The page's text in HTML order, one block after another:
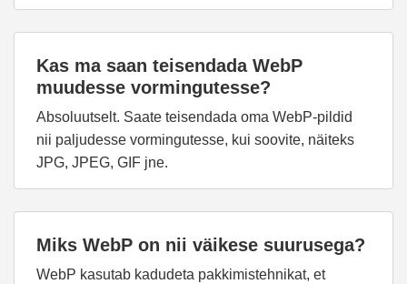
Kas ma saan teisendada WebP
muudesse vormingutesse?
Absoluutselt. Saate teisendada oma WebP-pildid
nii paljudesse vormingutesse, kui soovite, näiteks
JPG, JPEG, GIF jne.
Miks WebP on nii väikese suurusega?
WebP kasutab kadudeta pakkimistehnikat, et